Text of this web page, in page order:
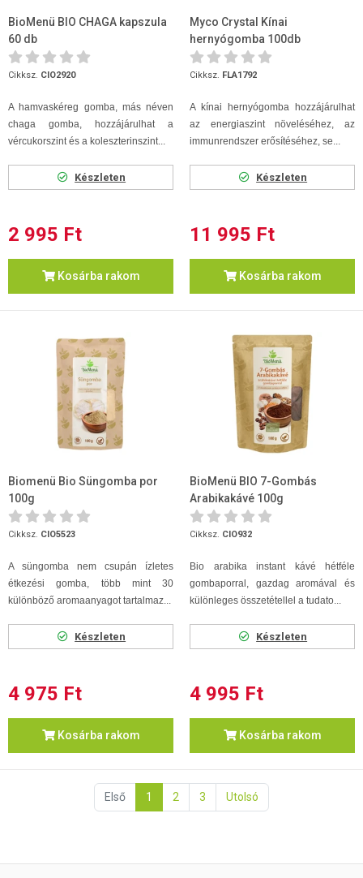
BioMenü BIO CHAGA kapszula
60 db
Cikksz. CIO2920
A hamvaskéreg gomba, más néven
chaga gomba, hozzájárulhat a
vércukorszint és a koleszterinszint...
Készleten
2 995 Ft
Kosárba rakom
Myco Crystal Kínai
hernyógomba 100db
Cikksz. FLA1792
A kínai hernyógomba hozzájárulhat
az energiaszint növeléséhez, az
immunrendszer erősítéséhez, se...
Készleten
11 995 Ft
Kosárba rakom
Biomenü Bio Süngomba por
100g
Cikksz. CIO5523
A süngomba nem csupán ízletes
étkezési gomba, több mint 30
különböző aromaanyagot tartalmaz...
Készleten
4 975 Ft
Kosárba rakom
BioMenü BIO 7-Gombás
Arabikakávé 100g
Cikksz. CIO932
Bio arabika instant kávé hétféle
gombaporral, gazdag aromával és
különleges összetétellel a tudato...
Készleten
4 995 Ft
Kosárba rakom
Első 1 2 3 Utolsó